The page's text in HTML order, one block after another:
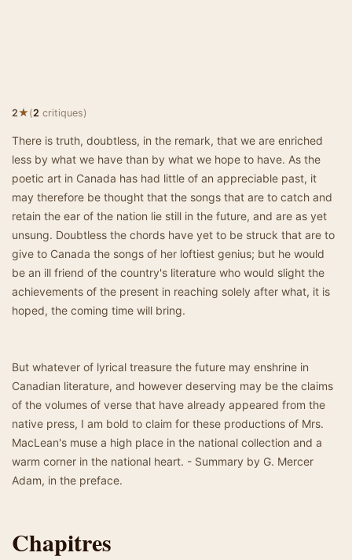
2★(2 critiques)
There is truth, doubtless, in the remark, that we are enriched
less by what we have than by what we hope to have. As the
poetic art in Canada has had little of an appreciable past, it
may therefore be thought that the songs that are to catch and
retain the ear of the nation lie still in the future, and are as yet
unsung. Doubtless the chords have yet to be struck that are to
give to Canada the songs of her loftiest genius; but he would
be an ill friend of the country's literature who would slight the
achievements of the present in reaching solely after what, it is
hoped, the coming time will bring.
But whatever of lyrical treasure the future may enshrine in
Canadian literature, and however deserving may be the claims
of the volumes of verse that have already appeared from the
native press, I am bold to claim for these productions of Mrs.
MacLean's muse a high place in the national collection and a
warm corner in the national heart. - Summary by G. Mercer
Adam, in the preface.
Chapitres